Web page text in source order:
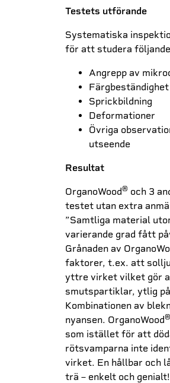
Testets utförande
Systematiska
för att studera
Angrepp av
Färgbeständighet
Sprickbildning
Deformationer
Övriga
utseende
Resultat
OrganoWood® och 3
testet utan extra
”Samtliga material
varierande grad fått
Grånaden av
faktorer, t.ex. att
yttre virket vilket gör
smutspartiklar, ytlig
Kombinationen av
nyansen. OrganoWood®
som istället för att
rötsvamparna inte
virket. En hållbar och
trä – enkelt och genialt!